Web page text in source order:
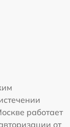
работает
от